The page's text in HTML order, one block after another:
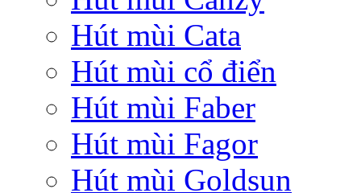
Hút mùi Cata
Hút mùi cổ điển
Hút mùi Faber
Hút mùi Fagor
Hút mùi Goldsun